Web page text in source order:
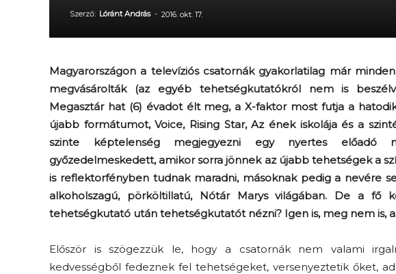
Szerző: Lóránt András - 2016. okt. 17.
Magyarországon a televíziós csatornák gyakorlatilag már
megvásárolták (az egyéb tehetségkutatókról nem is
Megasztár hat (6) évadot élt meg, a X-faktor most futja a
újabb formátumot, Voice, Rising Star, Az ének iskolája és a
szinte képtelenség megjegyezni egy nyertes előadó
győzedelmeskedett, amikor sorra jönnek az újabb tehetségek a
is reflektorfényben tudnak maradni, másoknak pedig a nevére
alkoholszagú, pörköltillatú, Nótár Marys világában. De a fő
tehetségkutató után tehetségkutatót nézni? Igen is, meg nem is,
Először is szögezzük le, hogy a csatornák nem valami
kedvességből fedeznek fel tehetségeket, versenyeztetik őket,